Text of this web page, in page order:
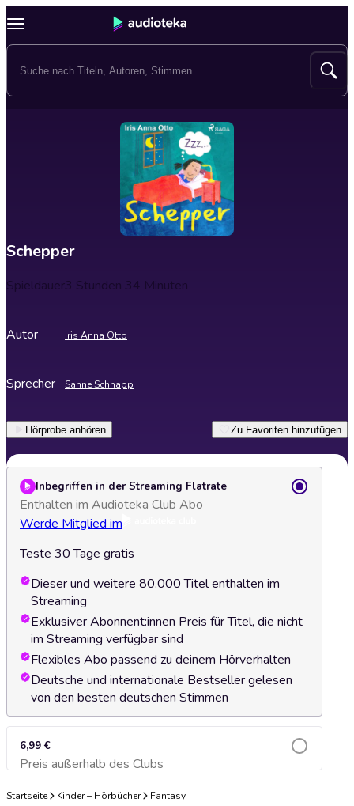
Schepper
Spieldauer3 Stunden 34 Minuten
Autor Iris Anna Otto
Sprecher Sanne Schnapp
Hörprobe anhören Zu Favoriten hinzufügen
Inbegriffen in der Streaming Flatrate
Enthalten im Audioteka Club Abo
Werde Mitglied im
Teste 30 Tage gratis
Dieser und weitere 80.000 Titel enthalten im
Streaming
Exklusiver Abonnent:innen Preis für Titel, die nicht
im Streaming verfügbar sind
Flexibles Abo passend zu deinem Hörverhalten
Deutsche und internationale Bestseller gelesen
von den besten deutschen Stimmen
6,99 €
Preis außerhalb des ClubsZum Warenkorb hinzufügen
Startseite Kinder – Hörbücher Fantasy